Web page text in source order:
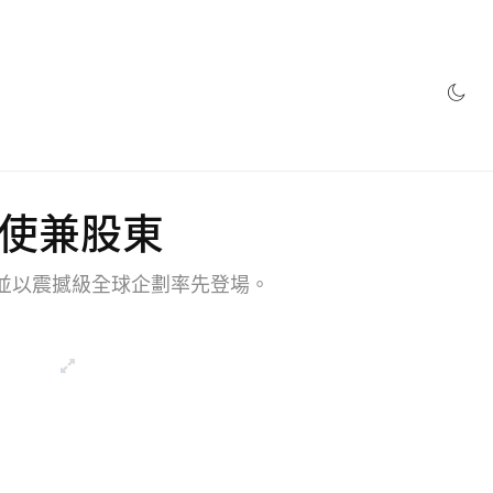
兼股東
震撼級全球企劃率先登場。